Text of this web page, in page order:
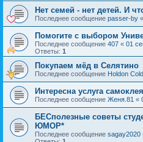
Нет семей - нет детей. И
Последнее сообщение passer-by «
Помогите с выбором
Последнее сообщение 407 « 01
Ответы: 1
Покупаем мёд в Селятино
Последнее сообщение Holdon
Интересна услуга
Последнее сообщение Женя.81 «
БЕСполезные советы
ЮМОР*
Последнее сообщение sagay2020